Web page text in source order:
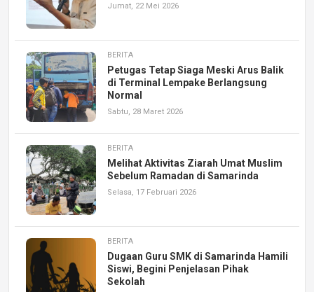
Jumat, 22 Mei 2026
BERITA
Petugas Tetap Siaga Meski Arus Balik
di Terminal Lempake Berlangsung
Normal
Sabtu, 28 Maret 2026
BERITA
Melihat Aktivitas Ziarah Umat Muslim
Sebelum Ramadan di Samarinda
Selasa, 17 Februari 2026
BERITA
Dugaan Guru SMK di Samarinda Hamili
Siswi, Begini Penjelasan Pihak
Sekolah